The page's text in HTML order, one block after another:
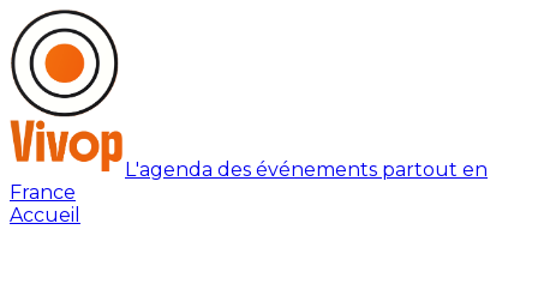
L'agenda des événements partout en
France
Accueil